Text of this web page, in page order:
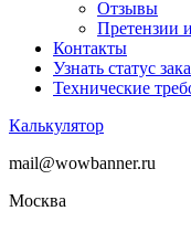
Отзывы
Претензии
Контакты
Узнать статус
Технические
Калькулятор
mail@wowbanner.ru
Москва